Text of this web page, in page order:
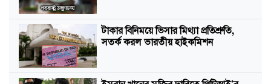
টাকার বিনিময়ে ভিসার মিথ্যা প্রতিশ্রুতি,
সতর্ক করল ভারতীয় হাইকমিশন